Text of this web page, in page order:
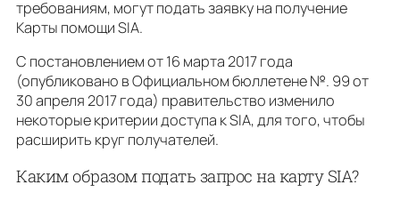
требованиям, могут подать заявку на получение
Карты помощи SIA.
С постановлением от 16 марта 2017 года
(опубликовано в Официальном бюллетене №. 99 от
30 апреля 2017 года) правительство изменило
некоторые критерии доступа к SIA, для того, чтобы
расширить круг получателей.
Каким образом подать запрос на карту SIA?